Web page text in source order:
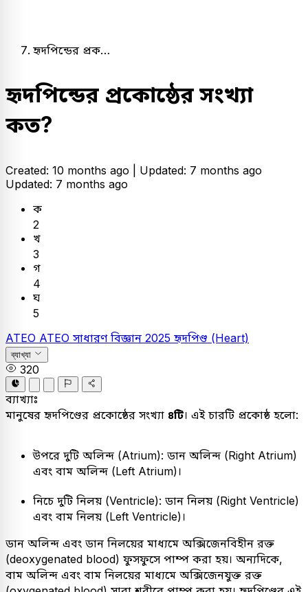
হৃদপিন্ডের প্রক…
হৃদপিন্ডের প্রকোষ্ঠের সংখ্যা
কত?
Created: 10 months ago | Updated: 7 months ago
Updated: 7 months ago
ক
2
খ
3
গ
4
ঘ
5
ATEO ATEO সাধারণ বিজ্ঞান 2025 হৃদপিণ্ড (Heart)
ব্যাখ্যা
320
ব্যাখ্যাঃ
মানুষের হৃদপিণ্ডের প্রকোষ্ঠের সংখ্যা ৪টি। এই চারটি প্রকোষ্ঠ হলো:
উপরে দুটি অলিন্দ (Atrium): ডান অলিন্দ (Right Atrium)
এবং বাম অলিন্দ (Left Atrium)।
নিচে দুটি নিলয় (Ventricle): ডান নিলয় (Right Ventricle)
এবং বাম নিলয় (Left Ventricle)।
ডান অলিন্দ এবং ডান নিলয়ের মাধ্যমে অক্সিজেনবিহীন রক্ত
(deoxygenated blood) ফুসফুসে পাম্প করা হয়। অন্যদিকে,
বাম অলিন্দ এবং বাম নিলয়ের মাধ্যমে অক্সিজেনযুক্ত রক্ত